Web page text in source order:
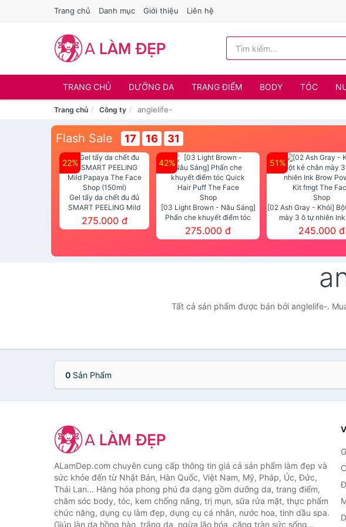
Trang chủ Danh mục Giới thiệu Liên hệ
TRANG CHỦ DƯỠNG DA TRANG ĐIỂM BODY TÓC
Trang chủ Công ty anglelife-
Flash Sale 17 16 31
22%
Gel tẩy da chết đu đủ
SMART PEELING Mild
Papaya The Face Shop
(150ml)
275.000 đ
42%
[03 Light Brown - Nâu Sáng]
Phấn che khuyết điểm tóc
Quick Hair Puff The Face Shop
275.000 đ
51%
[02 Ash Gray - Khói]
mày 3 ô tự nhiên
Powder Kit fmgt The
245.000 đ
Tất cả sản phẩm được bán bởi anglelife-.
0 Sản Phẩm
ALamDep.com chuyên cung cấp thông tin giá cả sản phẩm làm đẹp và
sức khỏe đến từ Nhật Bản, Hàn Quốc, Việt Nam, Mỹ, Pháp, Úc, Đức,
Thái Lan... Hàng hóa phong phú đa dạng gồm dưỡng da, trang điểm,
chăm sóc body, tóc, kem chống nắng, trị mụn, sữa rửa mặt, thực phẩm
chức năng, dụng cụ làm đẹp, dụng cụ cá nhân, nước hoa, tinh dầu spa.
Giúp làn da hồng hào, trắng da, ngừa lão hóa, căng tràn sức sống...